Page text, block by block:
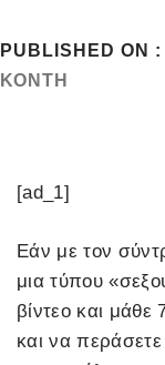
PUBLISHED ON :
ΚΌΝΤΗ
[ad_1]
Εάν με τον
μια τύπου
βίντεο και
και να